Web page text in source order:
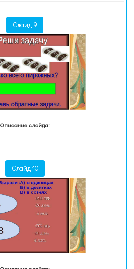
Слайд 9
Описание слайда:
Слайд 10